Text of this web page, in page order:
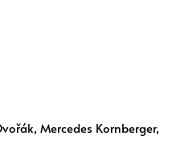
Mercedes Kornberger,